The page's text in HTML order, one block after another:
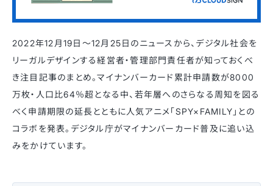
2022年12月19日〜12月25日のニュースから、デジタル社会を
リーガルデザインする経営者・管理部門責任者が知っておくべ
き注目記事のまとめ。マイナンバーカード累計申請数が8000
万枚・人口比64％超となる中、若年層へのさらなる周知を図る
べく申請期限の延長とともに人気アニメ「SPY×FAMILY」との
コラボを発表。デジタル庁がマイナンバーカード普及に追い込
みをかけています。